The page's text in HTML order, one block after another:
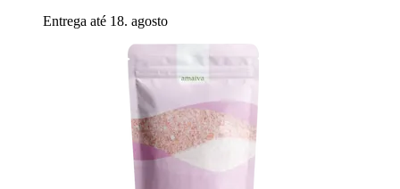
Entrega até 18. agosto